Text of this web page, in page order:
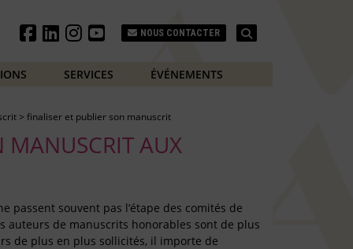
NOUS CONTACTER
SERVICES ÉVÉNEMENTS
> finaliser et publier son manuscrit
MANUSCRIT AUX
passent souvent pas l’étape des comités de
auteurs de manuscrits honorables sont de plus
de plus en plus sollicités, il importe de